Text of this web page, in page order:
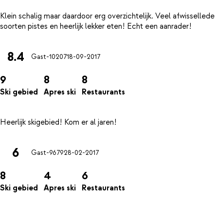
Klein schalig maar daardoor erg overzichtelijk. Veel afwissellede
8.4 Gast-1020718-09-2017
9
Ski gebied
8
Apres ski
8
Restaurants
6 Gast-967928-02-2017
8
Ski gebied
4
Apres ski
6
Restaurants